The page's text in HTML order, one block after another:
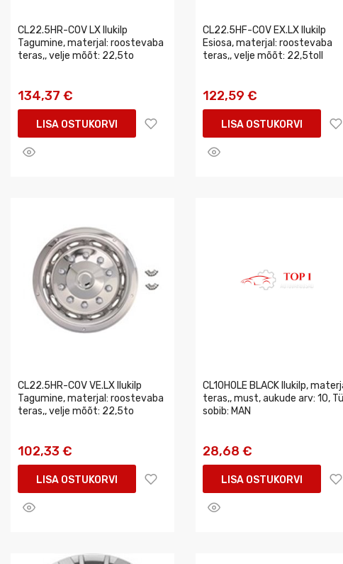
CL22.5HR-COV LX Ilukilp
Tagumine, materjal: roostevaba
teras,, velje mõõt: 22,5to
134,37 €
LISA OSTUKORVI
CL22.5HF-COV EX.LX Ilukilp
Esiosa, materjal: roostevaba
teras,, velje mõõt: 22,5toll
122,59 €
LISA OSTUKORVI
CL22.5HR-COV VE.LX Ilukilp
Tagumine, materjal: roostevaba
teras,, velje mõõt: 22,5to
102,33 €
LISA OSTUKORVI
CL10HOLE BLACK Ilukilp,
teras,, must, aukude arv: 10,
sobib: MAN
28,68 €
LISA OSTUKORVI